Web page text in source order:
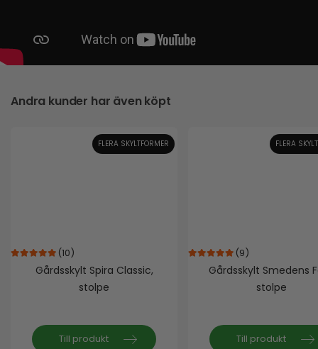
Andra kunder har även köpt
FLERA SKYLTFORMER
out of 5
(10)
Gårdsskylt Spira Classic,
stolpe
Till produkt
FLERA
out of 5
(9)
Gårdsskylt Smedens
stolpe
Till produkt